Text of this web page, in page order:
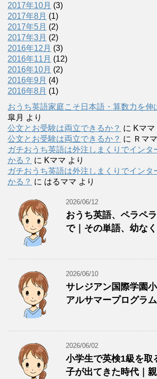
2017年10月 (3)
2017年8月 (1)
2017年5月 (2)
2017年3月 (2)
2016年12月 (3)
2016年11月 (12)
2016年10月 (2)
2016年9月 (4)
2016年8月 (1)
おうち英語家庭こそ日本語・算数力を伸
皐月 より
公文とお受験は両立できるか？ に Kママ
公文とお受験は両立できるか？ に Ｒママ
ガチおうち英語は外注しまくりでインタ
かる？ に Kママ より
ガチおうち英語は外注しまくりでインタ
かる？ に はるママ より
2026/06/12
おうち英語、ペラペ
で｜その単語、幼な
2026/06/10
サレジアン国際学園
アルサマープログラ
2026/06/02
小学生で英検1級を取
子が出てきた時代｜